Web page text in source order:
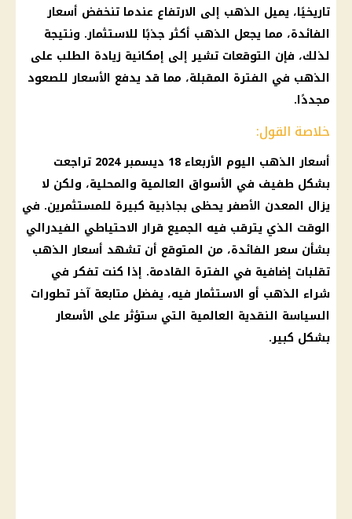
تاريخيًا، يميل الذهب إلى الارتفاع عندما تنخفض أسعار
الفائدة، مما يجعل الذهب أكثر جذبًا للاستثمار. ونتيجة
لذلك، فإن التوقعات تشير إلى إمكانية زيادة الطلب على
الذهب في الفترة المقبلة، مما قد يدفع الأسعارللصعود
مجددًا.
خلاصة القول:
أسعار الذهب اليوم الأربعاء 18 ديسمبر 2024
تراجعت
بشكل طفيف في الأسواق العالمية والمحلية، ولكن لا
يزال المعدن الأصفريحظى بجاذبية كبيرة للمستثمرين. في
الوقت الذي يترقب فيه الجميع قرار الاحتياطي الفيدرالي
بشأن سعر الفائدة، من المتوقع أن تشهد أسعار الذهب
تقلبات إضافية في الفترة القادمة. إذا كنت تفكر في
شراء الذهب أو الاستثمارفيه، يفضل متابعة آخر تطورات
السياسة النقدية العالمية التي ستؤثر على الأسعار
بشكل كبير.